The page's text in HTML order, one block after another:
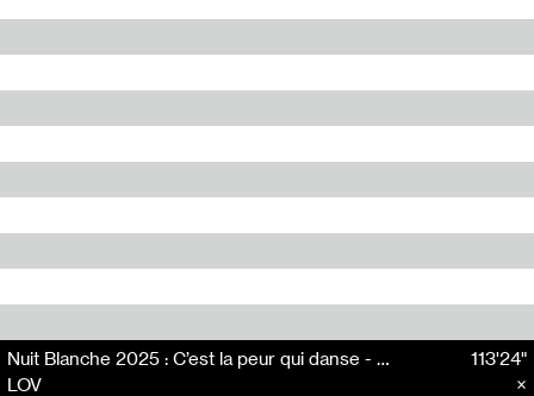
Nuit Blanche 2025 : C’est la peur qui danse - Dj Set LOV
LOV
113'24"